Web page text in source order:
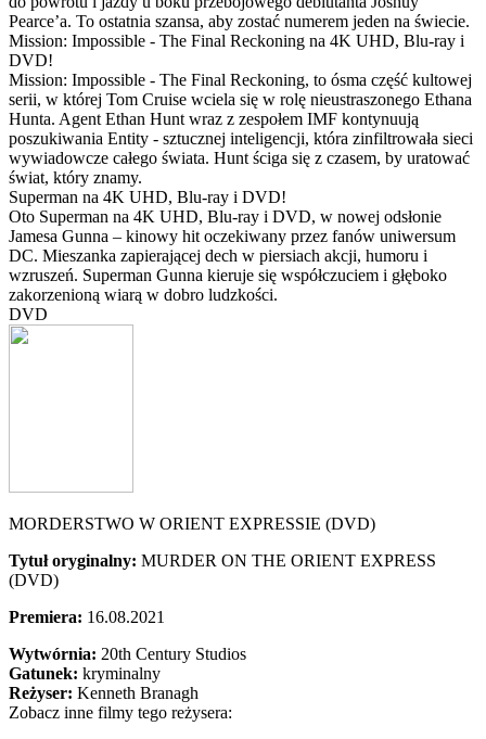
Pearce’a. To ostatnia szansa, aby zostać numerem jeden na świecie.
Mission: Impossible - The Final Reckoning na 4K UHD, Blu-ray i
DVD!
Mission: Impossible - The Final Reckoning, to ósma część kultowej
serii, w której Tom Cruise wciela się w rolę nieustraszonego Ethana
Hunta. Agent Ethan Hunt wraz z zespołem IMF kontynuują
poszukiwania Entity - sztucznej inteligencji, która zinfiltrowała sieci
wywiadowcze całego świata. Hunt ściga się z czasem, by uratować
świat, który znamy.
Superman na 4K UHD, Blu-ray i DVD!
Oto Superman na 4K UHD, Blu-ray i DVD, w nowej odsłonie
Jamesa Gunna – kinowy hit oczekiwany przez fanów uniwersum
DC. Mieszanka zapierającej dech w piersiach akcji, humoru i
wzruszeń. Superman Gunna kieruje się współczuciem i głęboko
zakorzenioną wiarą w dobro ludzkości.
DVD
MORDERSTWO W ORIENT EXPRESSIE (DVD)
Tytuł oryginalny: MURDER ON THE ORIENT EXPRESS
(DVD)
Premiera: 16.08.2021
Wytwórnia: 20th Century Studios
Gatunek: kryminalny
Reżyser: Kenneth Branagh
Zobacz inne filmy tego reżysera: